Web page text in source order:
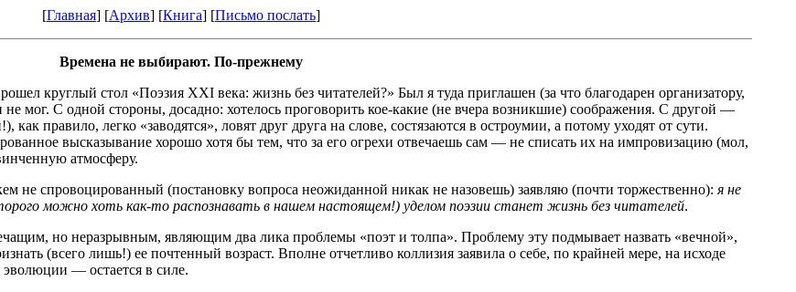
[Главная] [Архив] [Книга] [Письмо послать]
Времена не выбирают. По-прежнему
круглый стол «Поэзия XXI века: жизнь без читателей?» Был я туда приглашен (за что благодарен организатору,
мог. С одной стороны, досадно: хотелось проговорить кое-какие (не вчера возникшие) соображения. С другой —
правило, легко «заводятся», ловят друг друга на слове, состязаются в остроумии, а потому уходят от сути.
высказывание хорошо хотя бы тем, что за его огрехи отвечаешь сам — не списать их на импровизацию (мол,
атмосферу.
не спровоцированный (постановку вопроса неожиданной никак не назовешь) заявляю (почти торжественно): я не
можно хоть как-то распознавать в нашем настоящем!) уделом поэзии станет жизнь без читателей.
но неразрывным, являющим два лика проблемы «поэт и толпа». Проблему эту подмывает назвать «вечной»,
(всего лишь!) ее почтенный возраст. Вполне отчетливо коллизия заявила о себе, по крайней мере, на исходе
— остается в силе.